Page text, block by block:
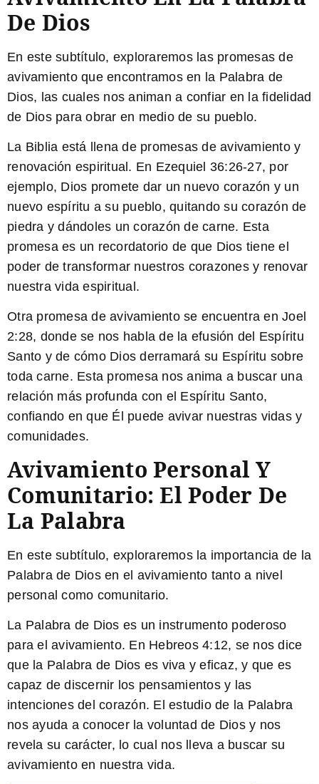
De Dios
En este subtítulo, exploraremos las promesas de
avivamiento que encontramos en la Palabra de
Dios, las cuales nos animan a confiar en la fidelidad
de Dios para obrar en medio de su pueblo.
La Biblia está llena de promesas de avivamiento y
renovación espiritual. En Ezequiel 36:26-27, por
ejemplo, Dios promete dar un nuevo corazón y un
nuevo espíritu a su pueblo, quitando su corazón de
piedra y dándoles un corazón de carne. Esta
promesa es un recordatorio de que Dios tiene el
poder de transformar nuestros corazones y renovar
nuestra vida espiritual.
Otra promesa de avivamiento se encuentra en Joel
2:28, donde se nos habla de la efusión del Espíritu
Santo y de cómo Dios derramará su Espíritu sobre
toda carne. Esta promesa nos anima a buscar una
relación más profunda con el Espíritu Santo,
confiando en que Él puede avivar nuestras vidas y
comunidades.
Avivamiento Personal Y
Comunitario: El Poder De
La Palabra
En este subtítulo, exploraremos la importancia de la
Palabra de Dios en el avivamiento tanto a nivel
personal como comunitario.
La Palabra de Dios es un instrumento poderoso
para el avivamiento. En Hebreos 4:12, se nos dice
que la Palabra de Dios es viva y eficaz, y que es
capaz de discernir los pensamientos y las
intenciones del corazón. El estudio de la Palabra
nos ayuda a conocer la voluntad de Dios y nos
revela su carácter, lo cual nos lleva a buscar su
avivamiento en nuestra vida.